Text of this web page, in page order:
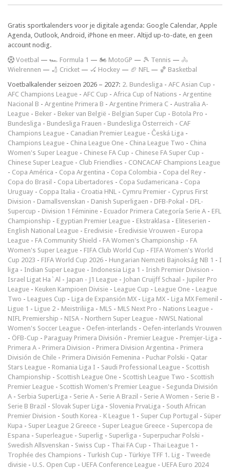
Gratis sportkalenders voor je digitale agenda: Google Calendar, Apple
Agenda, Outlook, Android, iPhone en meer. Altijd up-to-date, en geen
account nodig.
Voetbal — 🏎️ Formula 1 — 🏍 MotoGP — 🎾 Tennis — 🚴
Wielrennen — 🏏 Cricket — 🏑 Hockey — 🏈 NFL — 🏀 Basketbal
Voetbalkalender seizoen 2026 – 2027: 2. Bundesliga - AFC Asian Cup -
AFC Champions League - AFC Cup - Africa Cup of Nations - Argentine
Nacional B - Argentine Primera B - Argentine Primera C - Australia A-
League - Beker - Beker van België - Belgian Super Cup - Botola Pro -
Bundesliga - Bundesliga Frauen - Bundesliga Österreich - CAF
Champions League - Canadian Premier League - Česká Liga -
Champions League - China League One - China League Two - China
Women's Super League - Chinese FA Cup - Chinese FA Super Cup -
Chinese Super League - Club Friendlies - CONCACAF Champions League
- Copa América - Copa Argentina - Copa Colombia - Copa del Rey -
Copa do Brasil - Copa Libertadores - Copa Sudamericana - Copa
Uruguay - Coppa Italia - Croatia HNL - Cymru Premier - Cyprus First
Division - Damallsvenskan - Danish Superligaen - DFB-Pokal - DFL-
Supercup - Division 1 Féminine - Ecuador Primera Categoría Serie A - EFL
Championship - Egyptian Premier League - Ekstraklasa - Eliteserien -
English National League - Eredivisie - Eredivisie Vrouwen - Europa
League - FA Community Shield - FA Women's Championship - FA
Women's Super League - FIFA Club World Cup - FIFA Women's World
Cup 2023 - FIFA World Cup 2026 - Hungarian Nemzeti Bajnokság NB 1 - I
liga - Indian Super League - Indonesia Liga 1 - Irish Premier Division -
Israel Ligat Ha`Al - Japan - J1 League - Johan Cruijff Schaal - Jupiler Pro
League - Keuken Kampioen Divisie - League Cup - League One - League
Two - Leagues Cup - Liga de Expansión MX - Liga MX - Liga MX Femenil -
Ligue 1 - Ligue 2 - Meistriliiga - MLS - MLS Next Pro - Nations League -
NIFL Premiership - NISA - Northern Super League - NWSL National
Women's Soccer League - Oefen-interlands - Oefen-interlands Vrouwen
- ÖFB-Cup - Paraguay Primera División - Premier League - Premjer-Liga -
Primera A - Primera Division - Primera Division Argentina - Primera
División de Chile - Primera División Femenina - Puchar Polski - Qatar
Stars League - Romania Liga I - Saudi Professional League - Scottish
Championship - Scottish League One - Scottish League Two - Scottish
Premier League - Scottish Women's Premier League - Segunda División
A - Serbia SuperLiga - Serie A - Serie A Brazil - Serie A Women - Serie B -
Serie B Brazil - Slovak Super Liga - Slovenia PrvaLiga - South African
Premier Division - South Korea - K League 1 - Super Cup Portugal - Süper
Kupa - Super League 2 Greece - Super League Greece - Supercopa de
Espana - Superleague - Superlig - Superliga - Superpuchar Polski -
Swedish Allsvenskan - Swiss Cup - Thai FA Cup - Thai League 1 -
Trophée des Champions - Turkish Cup - Türkiye TFF 1. Lig - Tweede
divisie - U.S. Open Cup - UEFA Conference League - UEFA Euro 2024